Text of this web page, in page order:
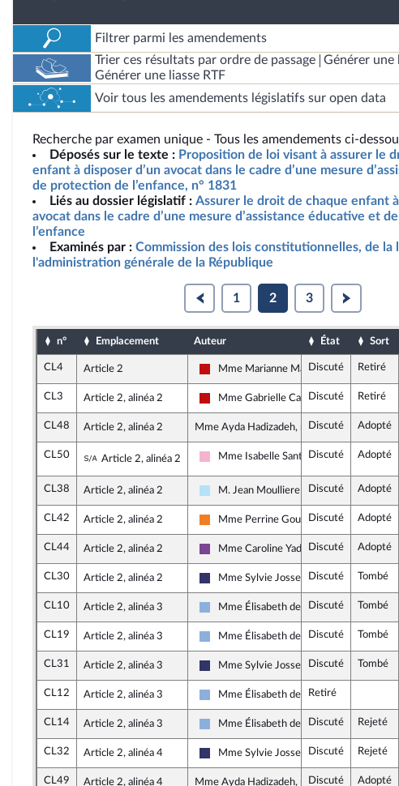
Filtrer parmi les amendements
Trier ces résultats par ordre de passage
Générer une
Générer une liasse RTF
Voir tous les amendements législatifs sur open data
Recherche par examen unique - Tous les amendements ci-
Déposés sur le texte : Proposition de loi visant à assurer le
enfant à disposer d’un avocat dans le cadre d’une mesure
de protection de l’enfance, n° 1831
Liés au dossier législatif : Assurer le droit de chaque enfant
avocat dans le cadre d’une mesure d’assistance éducative et
l’enfance
Examinés par : Commission des lois constitutionnelles, de la
l'administration générale de la République
1 2 3
n° Emplacement Auteur État Sort
CL4 Article 2
La France insoumise - Nouveau Front
Mme Marianne MaximiDiscuté Retiré
CL3 Article 2, alinéa 2
La France insoumise - Nouveau Front
Mme Gabrielle CathalaDiscuté Retiré
CL48 Article 2, alinéa 2 Mme Ayda Hadizadeh, rapporteure
Discuté Adopté
CL50 Sous-amendement de l'amendement n°CL48
Article 2, alinéa 2 Socialistes et apparentés
Mme Isabelle SantiagoDiscuté Adopté
CL38 Article 2, alinéa 2
Horizons & Indépendants
M. Jean Moulliere Discuté Adopté
CL42 Article 2, alinéa 2
Les Démocrates
Mme Perrine GouletDiscuté Adopté
CL44 Article 2, alinéa 2
Ensemble pour la République
Mme Caroline YadanDiscuté Adopté
CL30 Article 2, alinéa 2
Rassemblement National
Mme Sylvie JosserandDiscuté Tombé
CL10 Article 2, alinéa 3
Droite Républicaine
Mme Élisabeth de Maistre
Discuté Tombé
CL19 Article 2, alinéa 3
Droite Républicaine
Mme Élisabeth de Maistre
Discuté Tombé
CL31 Article 2, alinéa 3
Rassemblement National
Mme Sylvie JosserandDiscuté Tombé
CL12 Article 2, alinéa 3
Droite Républicaine
Mme Élisabeth de Maistre
Retiré
CL14 Article 2, alinéa 3
Droite Républicaine
Mme Élisabeth de Maistre
Discuté Rejeté
CL32 Article 2, alinéa 4
Rassemblement National
Mme Sylvie JosserandDiscuté Rejeté
CL49 Article 2, alinéa 4 Mme Ayda Hadizadeh, rapporteure
Discuté Adopté